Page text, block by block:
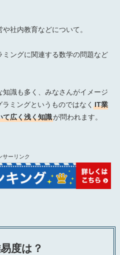
社内教育などについて。
ミングに関連する数学の問題など
識も多く、みなさんがイメージ
ミングというものではなく IT業
て広く浅く知識が問われます。
サーリンク
度は？